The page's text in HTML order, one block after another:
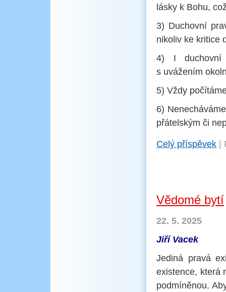
lásky k Bohu,
3) Duchovní
nikoliv ke kritice
4) I duchovní
s uvážením
5) Vždy
6)
přátelským či
Celý příspěvek
Vědomé bytí
22. 5. 2025
Jiří Vacek
Jediná pravá
existence, která
podmíněnou.